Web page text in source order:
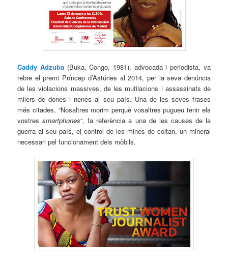
Caddy Adzuba(Buka, Congo, 1981), advocada i periodista, va
rebre el premi Príncep d’Astúries al 2014, per la seva denúncia
de les violacions massives, de les mutilacions i assassinats de
milers de dones i nenes al seu país. Una de les seves frases
més citades, “Nosaltres morim perquè vosaltres pugueu tenir els
vostressmartphones“, fa referència a una de les causes de la
guerra al seu país, el control de les mines de coltan, un mineral
necessari pel funcionament dels mòbils.